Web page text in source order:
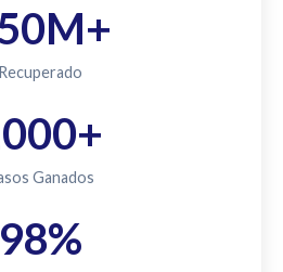
Recuperado
Ganados
98%